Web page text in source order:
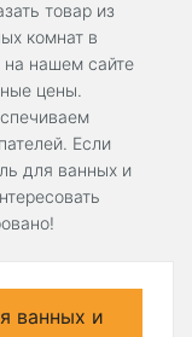
товар из
комнат в
на нашем сайте
цены.
Если
для ванных и
ванных и